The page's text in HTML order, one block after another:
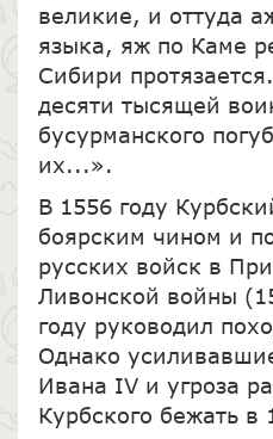
великие, и оттуда
языка, яж по Каме
Сибири
десяти тысящей
бусурманского
их...».
В 1556 году
боярским чином и
русских войск в
Ливонской войны
году руководил
Однако
Ивана IV и угроза
Курбского бежать в